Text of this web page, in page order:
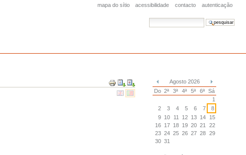
mapa do sítio acessibilidade contacto autenticação
pesquisar
Acções
do
Documento
«
Agosto 2026
»
Do 2ª 3ª 4ª 5ª 6ª Sá
1
2
3 4 5 6 7
8
9 10 11 12 13 14
15
16 17 18 19 20 21
22
23 24 25 26 27 28 29
30 31